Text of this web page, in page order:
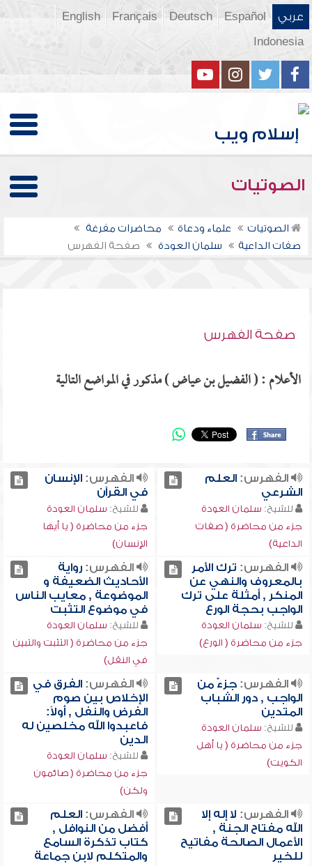
عربي Español
Deutsch
Français
English
Indonesia
الصوتيات
الصوتيات علماء ودعاة
محاضرات مفرغة
صفات الداعية
سلمان العودة صفحة الفهرس
صفحة الفهرس
الأعلام : ( الفضيل بن عياض ) مذكور في المواضع التالية
الفهرس:العلم
الشرعي
للشيخ: سلمان العودة
جزء من محاضرة ( صفات
الداعية)
الفهرس:الإنسان
في القرآن
للشيخ: سلمان العودة
جزء من محاضرة ( يا أيها
الإنسان)
الفهرس: ترك الأمر
بالمعروف والنهي عن
المنكر , أمثلة على ترك
الواجب بحجة الورع
للشيخ: سلمان العودة
جزء من محاضرة ( الورع)
الفهرس:رواية
الأحاديث الضعيفة و
الموضوعة , معايب الناس
في موضوع التثبت
للشيخ: سلمان العودة
جزء من محاضرة ( التثبت والتبين
في النقل)
الفهرس:جزءٌ من
الواجب , دور الشباب
المتدين
للشيخ: سلمان العودة
جزء من محاضرة ( يا أهل
الكويت)
الفهرس:الفرق في
الإخلاص بين صوم
الفرض والنفل , أولاً:
فاعبدوا الله مخلصين له
الدين
للشيخ: سلمان العودة
جزء من محاضرة ( صائمون
ولكن)
الفهرس: لا إله إلا
الله مفتاح الجنة ,
الأعمال الصالحة مفاتيح
للخير
الفهرس:العلم
أفضل من النوافل ,
كتاب تذكرة السامع
والمتكلم لابن جماعة